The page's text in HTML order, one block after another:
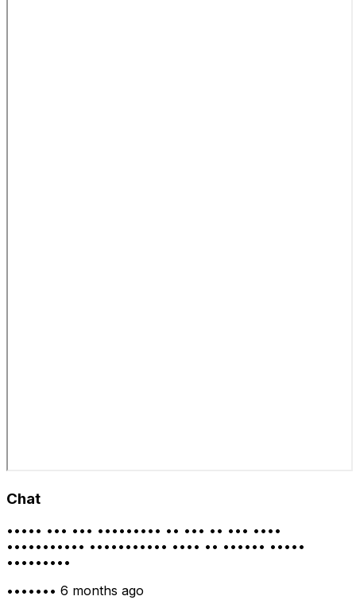
Chat
••••• ••• ••• ••••••••• •• ••• •• ••• ••••
••••••••••• ••••••••••• •••• •• •••••• •••••
•••••••••
••••••• 6 months ago